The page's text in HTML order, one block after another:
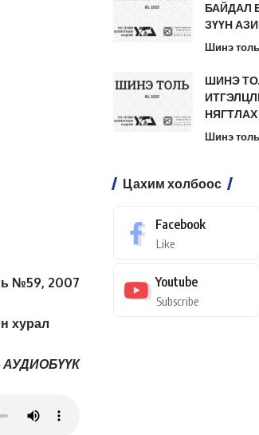
№59, 2007
хурал
АУДИОБҮҮК
БАЙДАЛ
ЗҮҮН
Шинэ
ШИНЭ
Шинэ
Цахим холбоос
Facebook
Like
Youtube
Subscribe